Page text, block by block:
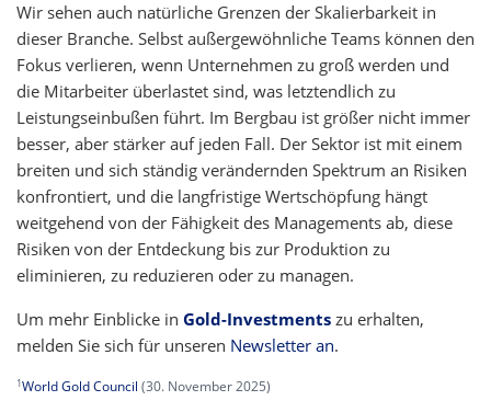
Wir sehen auch natürliche Grenzen der Skalierbarkeit in
dieser Branche. Selbst außergewöhnliche Teams können den
Fokus verlieren, wenn Unternehmen zu groß werden und
die Mitarbeiter überlastet sind, was letztendlich zu
Leistungseinbußen führt. Im Bergbau ist größer nicht immer
besser, aber stärker auf jeden Fall. Der Sektor ist mit einem
breiten und sich ständig verändernden Spektrum an Risiken
konfrontiert, und die langfristige Wertschöpfung hängt
weitgehend von der Fähigkeit des Managements ab, diese
Risiken von der Entdeckung bis zur Produktion zu
eliminieren, zu reduzieren oder zu managen.
Um mehr Einblicke in Gold-Investments zu erhalten,
melden Sie sich für unseren Newsletter an.
1World Gold Council (30. November 2025)